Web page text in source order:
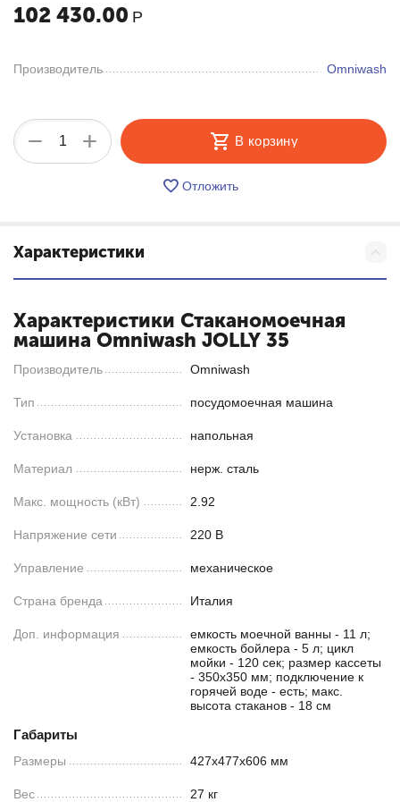
102 430.00 Р
Производитель Omniwash
+
− В корзину
Отложить
Характеристики
Характеристики Стаканомоечная
машина Omniwash JOLLY 35
Производитель Omniwash
Тип посудомоечная машина
Установка напольная
Материал нерж. сталь
Макс. мощность (кВт) 2.92
Напряжение сети 220 В
Управление механическое
Страна бренда Италия
Доп. информация
емкость моечной ванны - 11 л;
емкость бойлера - 5 л; цикл
мойки - 120 сек; размер кассеты
- 350х350 мм; подключение к
горячей воде - есть; макс.
высота стаканов - 18 см
Габариты
Размеры 427х477х606 мм
Вес 27 кг